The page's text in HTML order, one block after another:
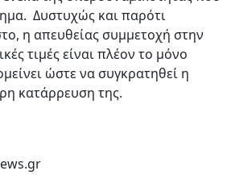
Δυστυχώς και παρότι
η απευθείας συμμετοχή στην
τιμές είναι πλέον το μόνο
ώστε να συγκρατηθεί η
κατάρρευση της.